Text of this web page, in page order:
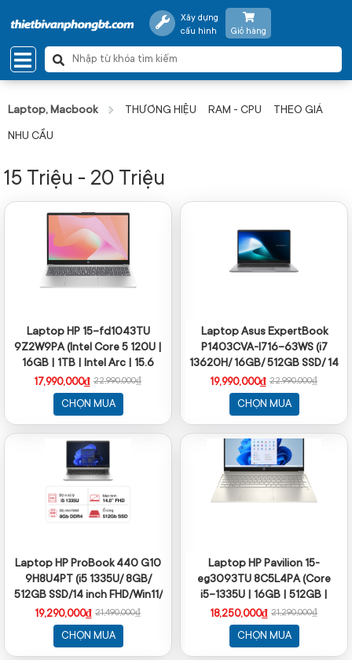
Xây dựng
cấu hình
Giỏ hàng
Laptop, Macbook THƯƠNG HIỆU RAM - CPU THEO GIÁ
NHU CẦU
15 Triệu - 20 Triệu
Laptop HP 15-fd1043TU
9Z2W9PA (Intel Core 5 120U |
16GB | 1TB | Intel Arc | 15.6
inch FHD | Win 11 | Bạc)
17,990,000₫ 22,990,000₫
CHỌN MUA
Laptop Asus ExpertBook
P1403CVA-I716-63WS (i7
13620H/ 16GB/ 512GB SSD/ 14
inch/ Win 11/ Office/ Grey)
19,990,000₫ 22,990,000₫
CHỌN MUA
Laptop HP ProBook 440 G10
9H8U4PT (i5 1335U/ 8GB/
512GB SSD/14 inch FHD/Win11/
Silver/ Vỏ nhôm)
19,290,000₫ 21,490,000₫
CHỌN MUA
Laptop HP Pavilion 15-
eg3093TU 8C5L4PA (Core
i5-1335U | 16GB | 512GB |
Intel Iris Xe | 15.6 inch FHD |
Windows 11 | Vàng)
18,250,000₫ 21,290,000₫
CHỌN MUA